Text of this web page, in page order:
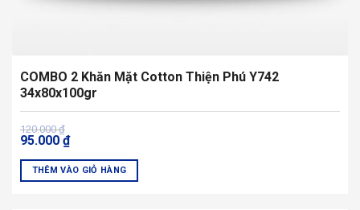
COMBO 2 Khăn Mặt Cotton Thiện Phú Y742
34x80x100gr
120.000₫
Giá
gốc
120.000 ₫.
95.000 ₫
Giá
hiện
95.000 ₫.
THÊM VÀO GIỎ HÀNG